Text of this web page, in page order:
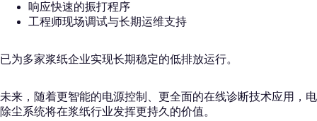
响应快速的振打程序
工程师现场调试与长期运维支持
已为多家浆纸企业实现长期稳定的低排放运行。
未来，随着更智能的电源控制、更全面的在线诊断技术应用，电
除尘系统将在浆纸行业发挥更持久的价值。